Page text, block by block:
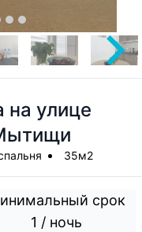
на улице
35м2
срок
1 / ночь